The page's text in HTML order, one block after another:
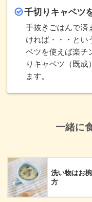
千切りキャベツ
手抜きごはんで済
ければ・・・とい
ベツを使えば楽チ
りキャベツ（既成
ます。
一緒に
洗い物はお
方